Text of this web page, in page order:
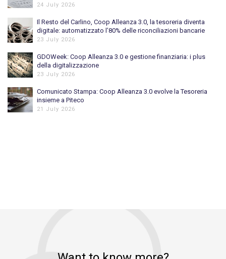
24 July 2026
Il Resto del Carlino, Coop Alleanza 3.0, la tesoreria diventa
digitale: automatizzato l’80% delle riconciliazioni bancarie
23 July 2026
GDOWeek: Coop Alleanza 3.0 e gestione finanziaria: i plus
della digitalizzazione
23 July 2026
Comunicato Stampa: Coop Alleanza 3.0 evolve la Tesoreria
insieme a Piteco
21 July 2026